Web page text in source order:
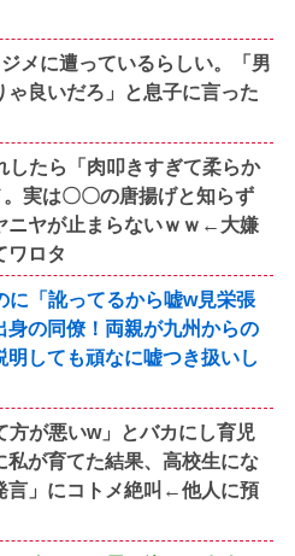
メに遭っているらしい。「男
良いだろ」と息子に言った
したら「肉叩きすぎて柔らか
実は〇〇の唐揚げと知らず
ニヤが止まらないｗｗ←大嫌
ワロタ
に「訛ってるから嘘w見栄張
身の同僚！両親が九州からの
明しても頑なに嘘つき扱いし
方が悪いw」とバカにし育児
私が育てた結果、高校生にな
言」にコトメ絶叫←他人に預